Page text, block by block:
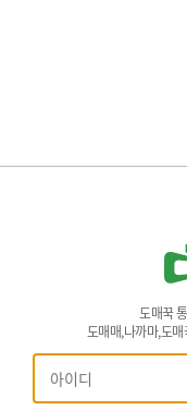
도매꾹
도매매,나까마,도